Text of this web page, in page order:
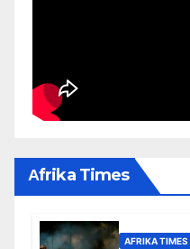
Αfrika Times
AFRIKA TIMES